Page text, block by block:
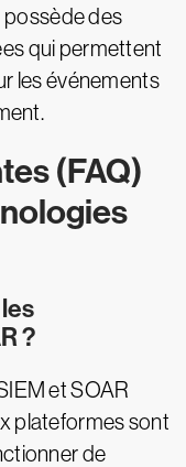
possède des
qui permettent
les événements
(FAQ)
?
et SOAR
plateformes sont
de